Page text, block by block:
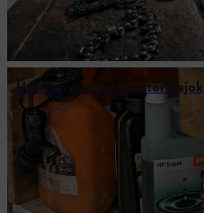
Üzemanyagok és motorolajok